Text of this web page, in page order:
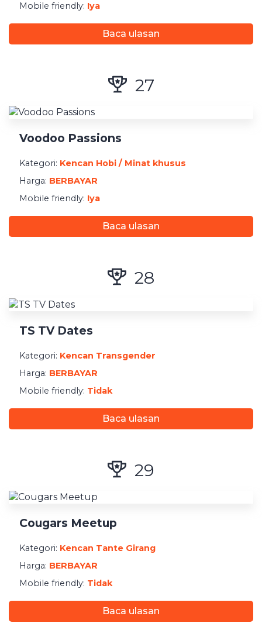
Mobile friendly: Iya
Baca ulasan
27
Voodoo Passions
Kategori: Kencan Hobi / Minat khusus
Harga: BERBAYAR
Mobile friendly: Iya
Baca ulasan
28
TS TV Dates
Kategori: Kencan Transgender
Harga: BERBAYAR
Mobile friendly: Tidak
Baca ulasan
29
Cougars Meetup
Kategori: Kencan Tante Girang
Harga: BERBAYAR
Mobile friendly: Tidak
Baca ulasan